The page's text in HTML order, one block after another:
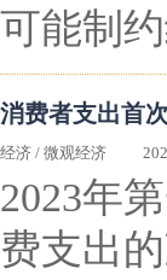
可能制
消费者支出首
经济 / 微观经济
2023年
费支出